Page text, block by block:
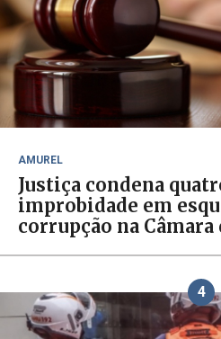
AMUREL
Justiça condena
improbidade em
corrupção na Câmara
4